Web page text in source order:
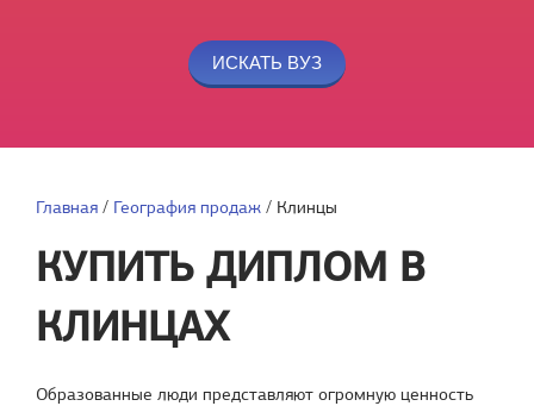
Главная / География продаж / Клинцы
КУПИТЬ ДИПЛОМ В
КЛИНЦАХ
Образованные люди представляют огромную ценность